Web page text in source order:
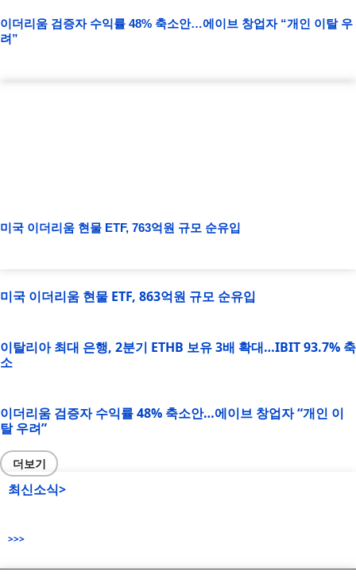
이더리움 검증자 수익률 48% 축소안…에이브 창업자 “개인 이탈 우
려”
미국 이더리움 현물 ETF, 763억원 규모 순유입
미국 이더리움 현물 ETF, 863억원 규모 순유입
이탈리아 최대 은행, 2분기 ETHB 보유 3배 확대…IBIT 93.7% 축
소
이더리움 검증자 수익률 48% 축소안…에이브 창업자 “개인 이
탈 우려”
더보기
최신소식>
>>>